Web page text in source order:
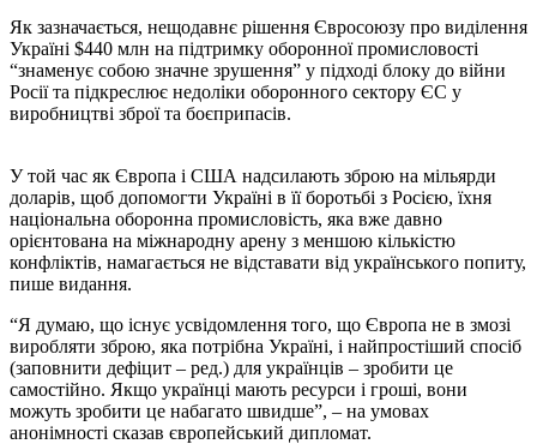
Як зазначається, нещодавнє рішення Євросоюзу про виділення
Україні $440 млн на підтримку оборонної промисловості
“знаменує собою значне зрушення” у підході блоку до війни
Росії та підкреслює недоліки оборонного сектору ЄС у
виробництві зброї та боєприпасів.
У той час як Європа і США надсилають зброю на мільярди
доларів, щоб допомогти Україні в її боротьбі з Росією, їхня
національна оборонна промисловість, яка вже давно
орієнтована на міжнародну арену з меншою кількістю
конфліктів, намагається не відставати від українського попиту,
пише видання.
“Я думаю, що існує усвідомлення того, що Європа не в змозі
виробляти зброю, яка потрібна Україні, і найпростіший спосіб
(заповнити дефіцит – ред.) для українців – зробити це
самостійно. Якщо українці мають ресурси і гроші, вони
можуть зробити це набагато швидше”, – на умовах
анонімності сказав європейський дипломат.